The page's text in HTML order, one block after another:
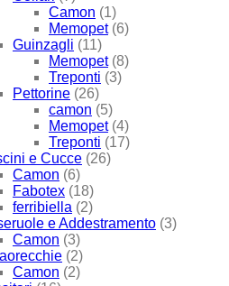
Camon (1)
Memopet (6)
Guinzagli (11)
Memopet (8)
Treponti (3)
Pettorine (26)
camon (5)
Memopet (4)
Treponti (17)
e Cucce (26)
Camon (6)
Fabotex (18)
ferribiella (2)
e Addestramento (3)
Camon (3)
(2)
Camon (2)